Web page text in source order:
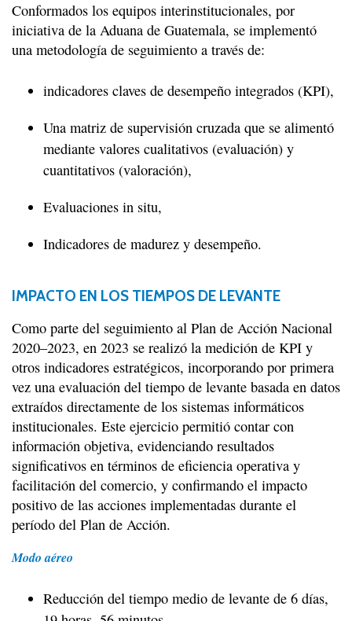
Conformados los equipos interinstitucionales, por
iniciativa de la Aduana de Guatemala, se implementó
una metodología de seguimiento a través de:
indicadores claves de desempeño integrados (KPI),
Una matriz de supervisión cruzada que se alimentó
mediante valores cualitativos (evaluación) y
cuantitativos (valoración),
Evaluaciones in situ,
Indicadores de madurez y desempeño.
IMPACTO EN LOS TIEMPOS DE LEVANTE
Como parte del seguimiento al Plan de Acción Nacional
2020–2023, en 2023 se realizó la medición de KPI y
otros indicadores estratégicos, incorporando por primera
vez una evaluación del tiempo de levante basada en datos
extraídos directamente de los sistemas informáticos
institucionales. Este ejercicio permitió contar con
información objetiva, evidenciando resultados
significativos en términos de eficiencia operativa y
facilitación del comercio, y confirmando el impacto
positivo de las acciones implementadas durante el
período del Plan de Acción.
Modo aéreo
Reducción del tiempo medio de levante de 6 días,